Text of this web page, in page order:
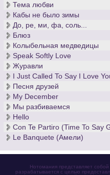
Тема любви
Кабы не было зимы
До, ре, ми, фа, соль...
Блюз
Колыбельная медведицы
Speak Softly Love
Журавли
I Just Called To Say I Love
Песня друзей
My December
Мы разбиваемся
Hello
Con Te Partiro (Time To Say
Le Banquete (Амели)
Нотомания представляет
разрабатывается с целью